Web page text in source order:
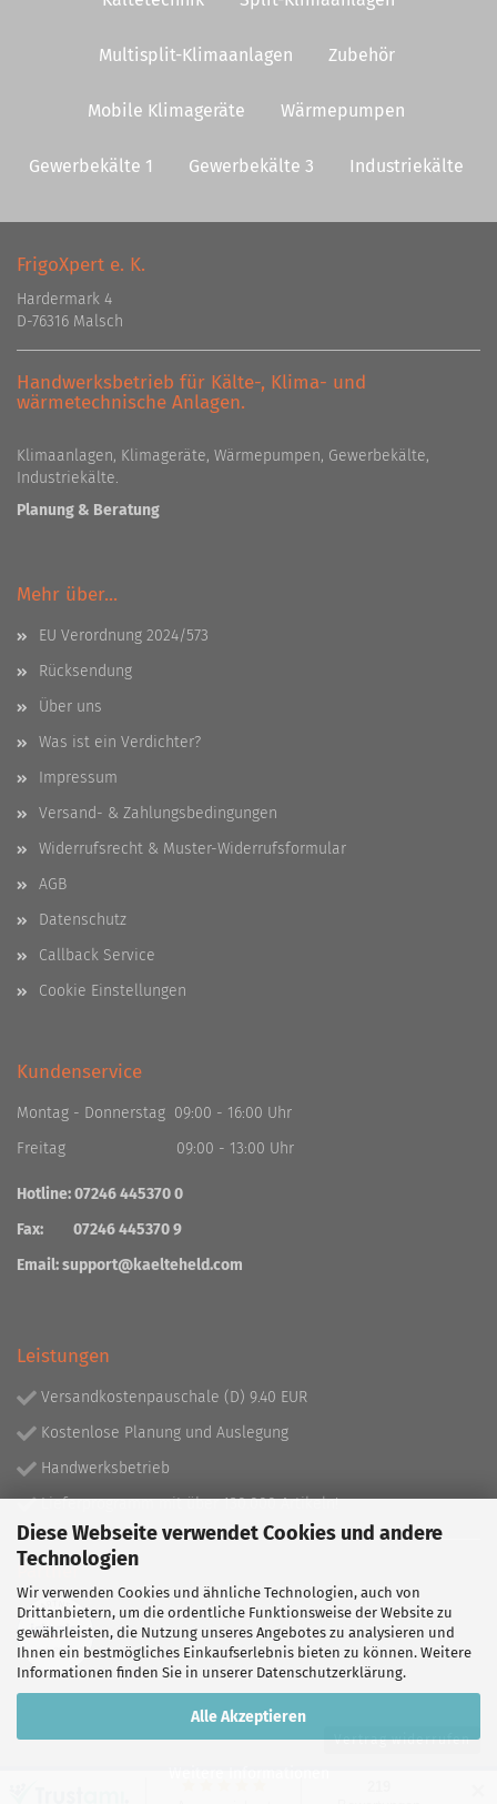
Diese Webseite verwendet Cookies und andere
Technologien
Wir verwenden Cookies und ähnliche Technologien, auch von
Drittanbietern, um die ordentliche Funktionsweise der Website zu
gewährleisten, die Nutzung unseres Angebotes zu analysieren und
Ihnen ein bestmögliches Einkaufserlebnis bieten zu können. Weitere
Informationen finden Sie in unserer Datenschutzerklärung.
Alle Akzeptieren
Multisplit-Klimaanlagen Zubehör
Mobile Klimageräte Wärmepumpen
Gewerbekälte 1 Gewerbekälte 3 Industriekälte
FrigoXpert e. K.
Hardermark 4
D-76316 Malsch
Handwerksbetrieb für Kälte-, Klima- und
wärmetechnische Anlagen.
Klimaanlagen, Klimageräte, Wärmepumpen, Gewerbekälte,
Industriekälte.
Planung & Beratung
Mehr über...
EU Verordnung 2024/573
Rücksendung
Über uns
Was ist ein Verdichter?
Impressum
Versand- & Zahlungsbedingungen
Widerrufsrecht & Muster-Widerrufsformular
AGB
Datenschutz
Callback Service
Cookie Einstellungen
Kundenservice
Montag - Donnerstag 09:00 - 16:00 Uhr
Freitag 09:00 - 13:00 Uhr
Hotline: 07246 445370 0
Fax: 07246 445370 9
Email:support@kaelteheld.com
Leistungen
Versandkostenpauschale (D) 9.40 EUR
Kostenlose Planung und Auslegung
Handwerksbetrieb
Lieferprogramm mit über 130.000 Artikeln!
Partner
Vertrag widerrufen